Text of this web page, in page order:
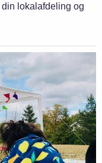
lokalafdeling og